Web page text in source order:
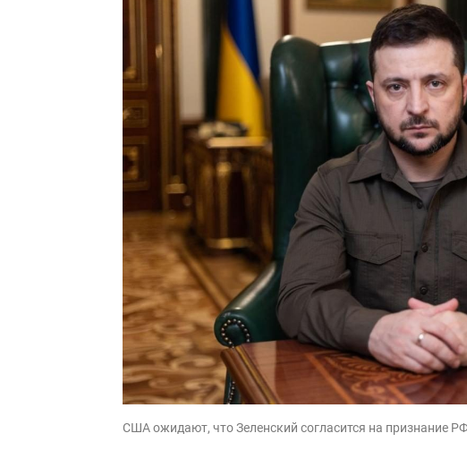
США ожидают, что Зеленский согласится на признание